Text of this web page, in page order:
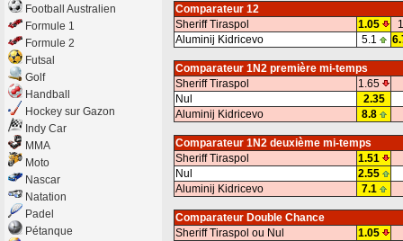
Comparateur 12
Sheriff Tiraspol
1.05
Aluminij Kidricevo
5.1
Comparateur 1N2 première mi-temps
Sheriff Tiraspol
1.65
Nul
2.35
Aluminij Kidricevo
8.8
Comparateur 1N2 deuxième mi-temps
Sheriff Tiraspol
1.51
Nul
2.55
Aluminij Kidricevo
7.1
Comparateur Double Chance
Sheriff Tiraspol ou Nul
1.05
Football Australien
Formule 1
Formule 2
Futsal
Golf
Handball
Hockey sur Gazon
Indy Car
MMA
Moto
Nascar
Natation
Padel
Pétanque